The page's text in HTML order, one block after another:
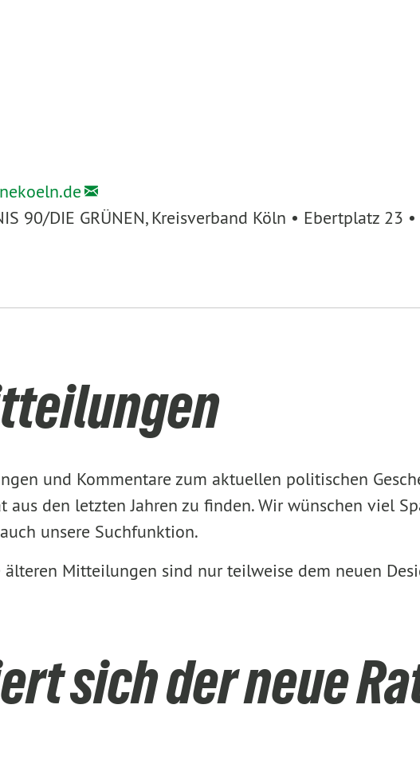
90/DIE GRÜNEN, Kreisverband Köln • Ebertplatz 23
und Kommentare zum aktuellen politischen
aus den letzten Jahren zu finden. Wir wünschen viel
unsere Suchfunktion.
Mitteilungen sind nur teilweise dem neuen
sich der neue